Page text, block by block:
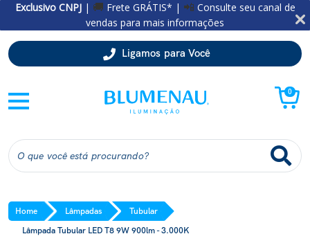
Exclusivo CNPJ | 🚚 Frete GRÁTIS* | 📲 Consulte seu canal de
vendas para mais informações
Ligamos para Você
0
Home Lâmpadas
Tubular
Lâmpada Tubular LED T8 9W 900lm - 3.000K